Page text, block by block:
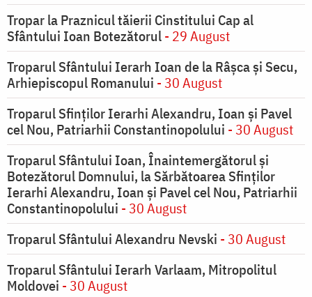
Tropar la Praznicul tăierii Cinstitului Cap al
Sfântului Ioan Botezătorul- 29 August
Troparul Sfântului Ierarh Ioan de la Râşca şi Secu,
Arhiepiscopul Romanului - 30 August
Troparul Sfinţilor Ierarhi Alexandru, Ioan şi Pavel
cel Nou, Patriarhii Constantinopolului - 30 August
Troparul Sfântului Ioan, Înaintemergătorul şi
Botezătorul Domnului, la Sărbătoarea Sfinţilor
Ierarhi Alexandru, Ioan şi Pavel cel Nou, Patriarhii
Constantinopolului - 30 August
Troparul Sfântului Alexandru Nevski - 30 August
Troparul Sfântului Ierarh Varlaam, Mitropolitul
Moldovei - 30 August